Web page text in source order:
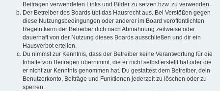
Beiträgen verwendeten Links und Bilder zu setzen bzw. zu verwenden.
Der Betreiber des Boards übt das Hausrecht aus. Bei Verstößen gegen
diese Nutzungsbedingungen oder anderer im Board veröffentlichten
Regeln kann der Betreiber dich nach Abmahnung zeitweise oder
dauerhaft von der Nutzung dieses Boards ausschließen und dir ein
Hausverbot erteilen.
Du nimmst zur Kenntnis, dass der Betreiber keine Verantwortung für die
Inhalte von Beiträgen übernimmt, die er nicht selbst erstellt hat oder die
er nicht zur Kenntnis genommen hat. Du gestattest dem Betreiber, dein
Benutzerkonto, Beiträge und Funktionen jederzeit zu löschen oder zu
sperren.